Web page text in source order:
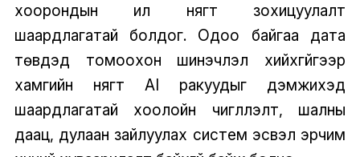
хоорондын илүү нягт зохицуулалт
шаардлагатай болдог. Одоо байгаа дата
төвүүдэд томоохон шинэчлэл хийхгүйгээр
хамгийн нягт AI ракуудыг дэмжихэд
шаардлагатай хоолойн чиглүүлэлт, шалны
даац, дулаан зайлуулах систем эсвэл эрчим